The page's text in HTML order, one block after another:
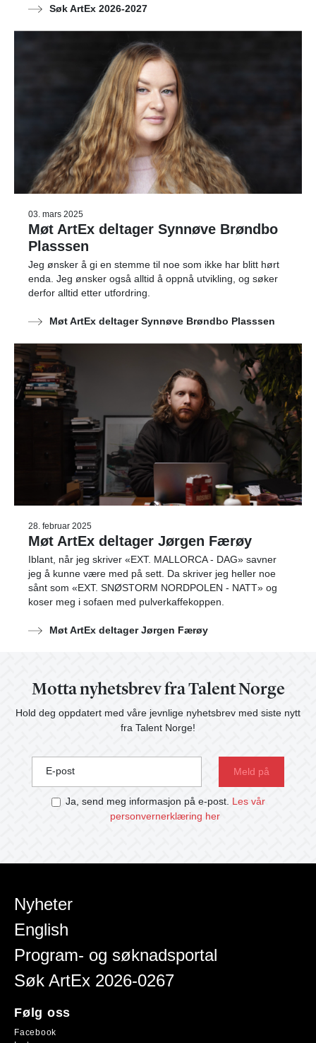
Søk ArtEx 2026-2027
03. mars 2025
Møt ArtEx deltager Synnøve Brøndbo
Plasssen
Jeg ønsker å gi en stemme til noe som ikke har blitt hørt
enda. Jeg ønsker også alltid å oppnå utvikling, og søker
derfor alltid etter utfordring.
Møt ArtEx deltager Synnøve Brøndbo Plasssen
28. februar 2025
Møt ArtEx deltager Jørgen Færøy
Iblant, når jeg skriver «EXT. MALLORCA - DAG» savner
jeg å kunne være med på sett. Da skriver jeg heller noe
sånt som «EXT. SNØSTORM NORDPOLEN - NATT» og
koser meg i sofaen med pulverkaffekoppen.
Møt ArtEx deltager Jørgen Færøy
Motta nyhetsbrev fra Talent Norge
Hold deg oppdatert med våre jevnlige nyhetsbrev med siste nytt
fra Talent Norge!
E-post
Ja, send meg informasjon på e-post. Les vår
personvernerklæring her
Nyheter
English
Program- og søknadsportal
Søk ArtEx 2026-0267
Følg oss
Facebook